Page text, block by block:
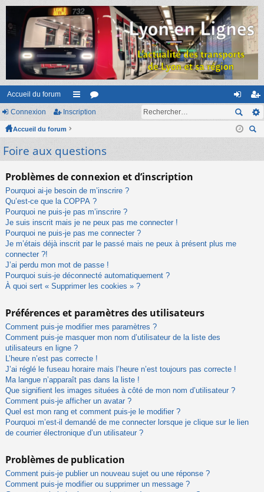
Accueil du forum
ac
ur
s
or
m
on
ne
ns
cri
Connexion Inscription
Accueil du forum
Foire aux questions
Problèmes de connexion et d’inscription
Pourquoi ai-je besoin de m’inscrire ?
Qu’est-ce que la COPPA ?
Pourquoi ne puis-je pas m’inscrire ?
Je suis inscrit mais je ne peux pas me connecter !
Pourquoi ne puis-je pas me connecter ?
Je m’étais déjà inscrit par le passé mais ne peux à présent plus me
connecter ?!
J’ai perdu mon mot de passe !
Pourquoi suis-je déconnecté automatiquement ?
À quoi sert « Supprimer les cookies » ?
Préférences et paramètres des utilisateurs
Comment puis-je modifier mes paramètres ?
Comment puis-je masquer mon nom d’utilisateur de la liste des
utilisateurs en ligne ?
L’heure n’est pas correcte !
J’ai réglé le fuseau horaire mais l’heure n’est toujours pas correcte !
Ma langue n’apparaît pas dans la liste !
Que signifient les images situées à côté de mon nom d’utilisateur ?
Comment puis-je afficher un avatar ?
Quel est mon rang et comment puis-je le modifier ?
Pourquoi m’est-il demandé de me connecter lorsque je clique sur le lien
de courrier électronique d’un utilisateur ?
Problèmes de publication
Comment puis-je publier un nouveau sujet ou une réponse ?
Comment puis-je modifier ou supprimer un message ?